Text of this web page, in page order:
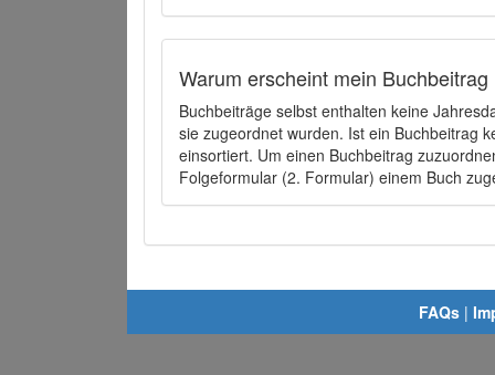
Warum erscheint mein
Buchbeiträge selbst enthalten keine
sie zugeordnet wurden. Ist ein Buchbeitrag
einsortiert. Um einen Buchbeitrag
Folgeformular (2. Formular) einem Buch
FAQs |